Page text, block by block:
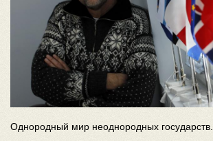
Однородный мир неоднородных государств.